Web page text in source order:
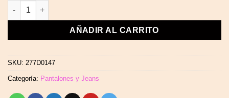
Pantalón Vaquero Negro Rotos Ralph Lauren cantidad
AÑADIR AL CARRITO
SKU: 277D0147
Categoría: Pantalones y Jeans